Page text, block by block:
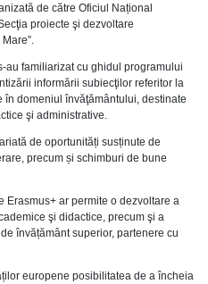
de către Oficiul Național
proiecte şi dezvoltare
au familiarizat cu ghidul programului
informării subiecţilor referitor la
domeniul învăţământului, destinate
şi administrative.
de oportunități susținute de
precum și schimburi de bune
Erasmus+ ar permite o dezvoltare a
şi didactice, precum şi a
învățământ superior, partenere cu
europene posibilitatea de a încheia